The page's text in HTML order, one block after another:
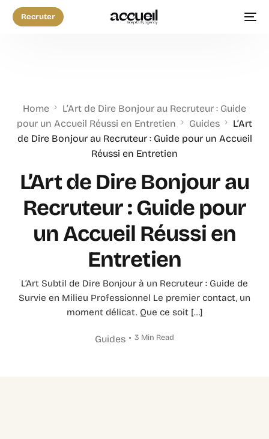
Recruter
Home
L’Art de Dire Bonjour au Recruteur : Guide
pour un Accueil Réussi en Entretien
Guides
L’Art
de Dire Bonjour au Recruteur : Guide pour un Accueil
Réussi en Entretien
L’Art de Dire Bonjour au
Recruteur : Guide pour
un Accueil Réussi en
Entretien
L’Art Subtil de Dire Bonjour à un Recruteur : Guide de
Survie en Milieu Professionnel Le premier contact, un
moment délicat. Que ce soit […]
Guides 3 Min Read